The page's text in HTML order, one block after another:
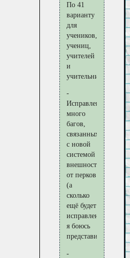
По 41
варианту
для
учеников,
учениц,
учителей
и
учительниц.
-
Исправлено
много
багов,
связанных
с новой
системой
внешности
от перков
(а
сколько
ещё будет
исправлено
я боюсь
представить)
-